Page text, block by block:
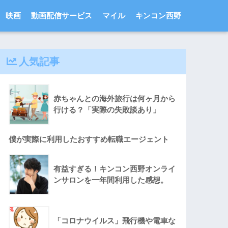
映画 動画配信サービス マイル キンコン西野
人気記事
赤ちゃんとの海外旅行は何ヶ月から
行ける？「実際の失敗談あり」
僕が実際に利用したおすすめ転職エージェント
有益すぎる！キンコン西野オンライ
ンサロンを一年間利用した感想。
「コロナウイルス」飛行機や電車な